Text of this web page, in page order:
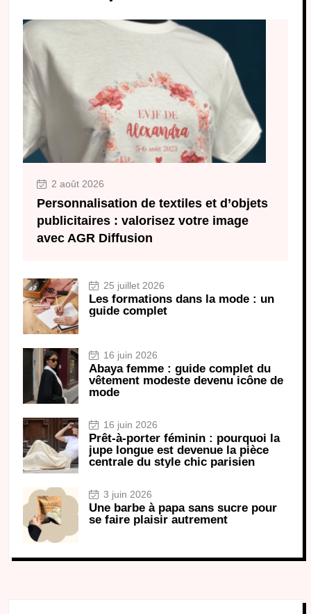
2 août 2026
Personnalisation de textiles et d’objets
publicitaires : valorisez votre image
avec AGR Diffusion
25 juillet 2026
Les formations dans la mode : un
guide complet
16 juin 2026
Abaya femme : guide complet du
vêtement modeste devenu icône de
mode
16 juin 2026
Prêt-à-porter féminin : pourquoi la
jupe longue est devenue la pièce
centrale du style chic parisien
3 juin 2026
Une barbe à papa sans sucre pour
se faire plaisir autrement